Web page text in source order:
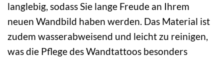
langlebig, sodass Sie lange Freude an Ihrem
neuen Wandbild haben werden. Das Material ist
zudem wasserabweisend und leicht zu reinigen,
was die Pflege des Wandtattoos besonders